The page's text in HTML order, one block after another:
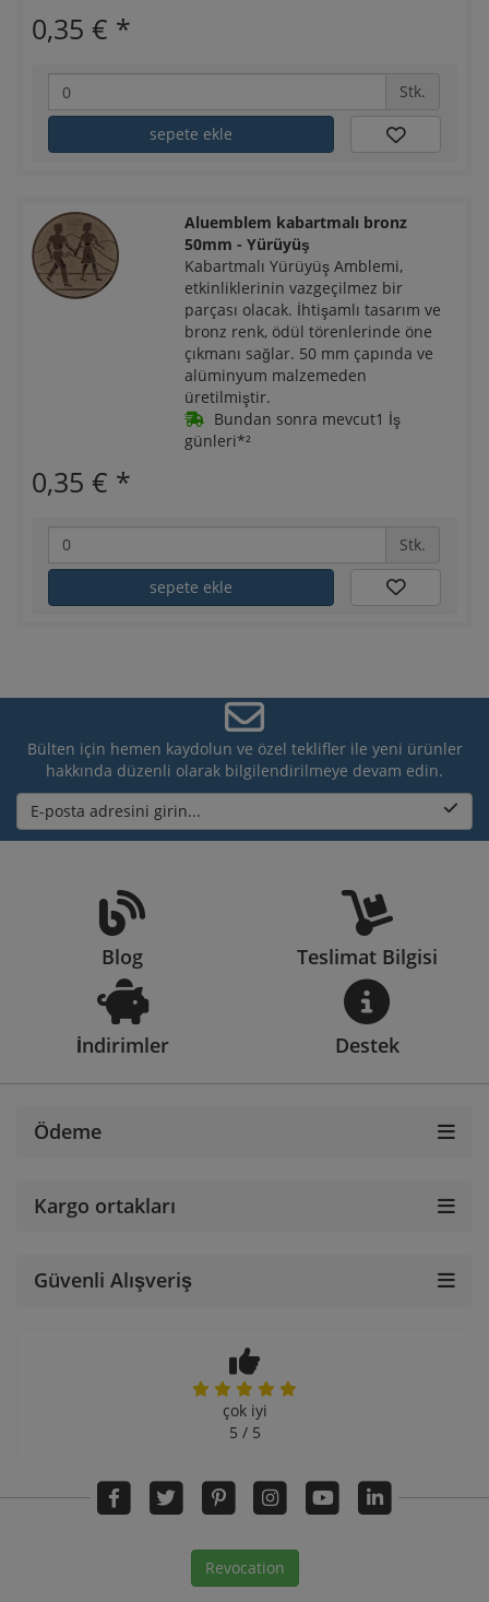
0,35 € *
Stk.
sepete ekle
Aluemblem kabartmalı bronz
50mm - Yürüyüş
Kabartmalı Yürüyüş Amblemi,
etkinliklerinin vazgeçilmez bir
parçası olacak. İhtişamlı tasarım ve
bronz renk, ödül törenlerinde öne
çıkmanı sağlar. 50 mm çapında ve
alüminyum malzemeden
üretilmiştir.
Bundan sonra mevcut1 İş
günleri*²
0,35 € *
Stk.
sepete ekle
Bülten için hemen kaydolun ve özel teklifler ile yeni ürünler
hakkında düzenli olarak bilgilendirilmeye devam edin.
E-posta adresini girin...
Blog Teslimat Bilgisi
İndirimler Destek
Ödeme
Kargo ortakları
Güvenli Alışveriş
çok iyi
5 / 5
Revocation